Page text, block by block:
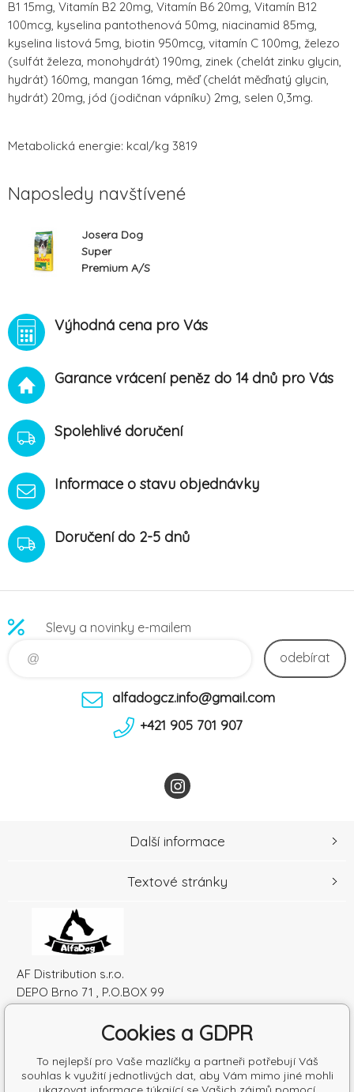
B1 15mg, Vitamín B2 20mg, Vitamín B6 20mg, Vitamín B12
100mcg, kyselina pantothenová 50mg, niacinamid 85mg,
kyselina listová 5mg, biotin 950mcg, vitamín C 100mg, železo
(sulfát železa, monohydrát) 190mg, zinek (chelát zinku glycin,
hydrát) 160mg, mangan 16mg, měď (chelát měďnatý glycin,
hydrát) 20mg, jód (jodičnan vápníku) 2mg, selen 0,3mg.
Metabolická energie: kcal/kg 3819
Naposledy navštívené
Josera Dog
Super
Premium A/S
Výhodná cena pro Vás
Garance vrácení peněz do 14 dnů pro Vás
Spolehlivé doručení
Informace o stavu objednávky
Doručení do 2-5 dnů
Slevy a novinky e-mailem
odebírat
alfadogcz.info@gmail.com
+421 905 701 907
AF Distribution s.r.o.
DEPO Brno 71 , P.O.BOX 99
Česká republika
DIČ: SK2120864328
Další informace
Textové stránky
Cookies a GDPR
To nejlepší pro Vaše mazlíčky a partneři potřebují Váš
souhlas k využití jednotlivých dat, aby Vám mimo jiné mohli